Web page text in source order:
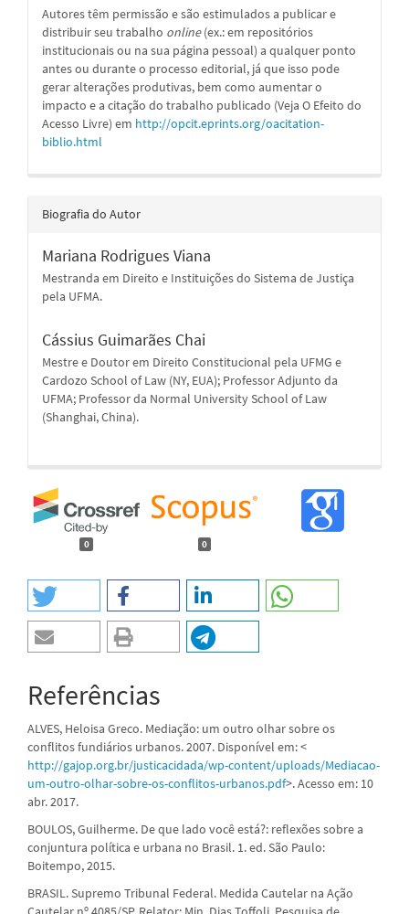
Autores têm permissão e são estimulados a publicar e
distribuir seu trabalho online(ex.: em repositórios
institucionais ou na sua página pessoal) a qualquer ponto
antes ou durante o processo editorial, já que isso pode
gerar alterações produtivas, bem como aumentar o
impacto e a citação do trabalho publicado (Veja O Efeito do
Acesso Livre) em http://opcit.eprints.org/oacitation-
biblio.html
Biografia do Autor
Mariana Rodrigues Viana
Mestranda em Direito e Instituições do Sistema de Justiça
pela UFMA.
Cássius Guimarães Chai
Mestre e Doutor em Direito Constitucional pela UFMG e
Cardozo School of Law (NY, EUA); Professor Adjunto da
UFMA; Professor da Normal University School of Law
(Shanghai, China).
0 0
Referências
ALVES, Heloisa Greco. Mediação: um outro olhar sobre os
conflitos fundiários urbanos. 2007. Disponível em: <
http://gajop.org.br/justicacidada/wp-content/uploads/Mediacao-
um-outro-olhar-sobre-os-conflitos-urbanos.pdf>. Acesso em: 10
abr. 2017.
BOULOS, Guilherme. De que lado você está?: reflexões sobre a
conjuntura política e urbana no Brasil. 1. ed. São Paulo:
Boitempo, 2015.
BRASIL. Supremo Tribunal Federal. Medida Cautelar na Ação